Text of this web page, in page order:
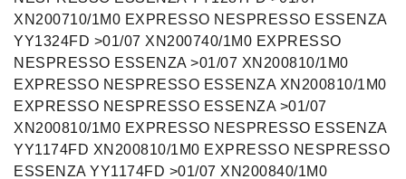
XN200710/1M0 EXPRESSO NESPRESSO ESSENZA
YY1324FD >01/07 XN200740/1M0 EXPRESSO
NESPRESSO ESSENZA >01/07 XN200810/1M0
EXPRESSO NESPRESSO ESSENZA XN200810/1M0
EXPRESSO NESPRESSO ESSENZA >01/07
XN200810/1M0 EXPRESSO NESPRESSO ESSENZA
YY1174FD XN200810/1M0 EXPRESSO NESPRESSO
ESSENZA YY1174FD >01/07 XN200840/1M0